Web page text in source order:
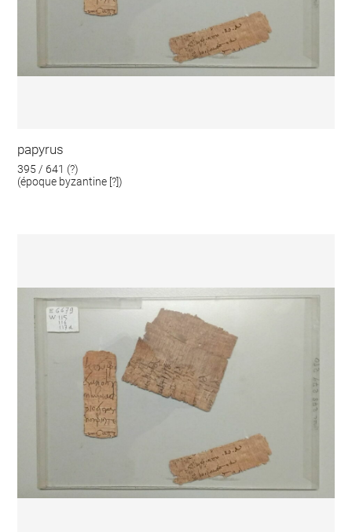
papyrus
395 / 641 (?)
(époque byzantine [?])